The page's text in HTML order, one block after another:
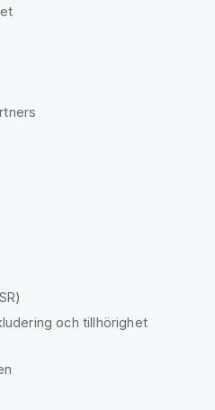
och tillhörighet